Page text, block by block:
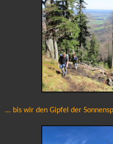
... bis wir den Gipfel der